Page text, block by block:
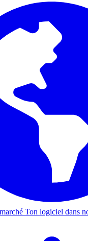
Ton logiciel dans